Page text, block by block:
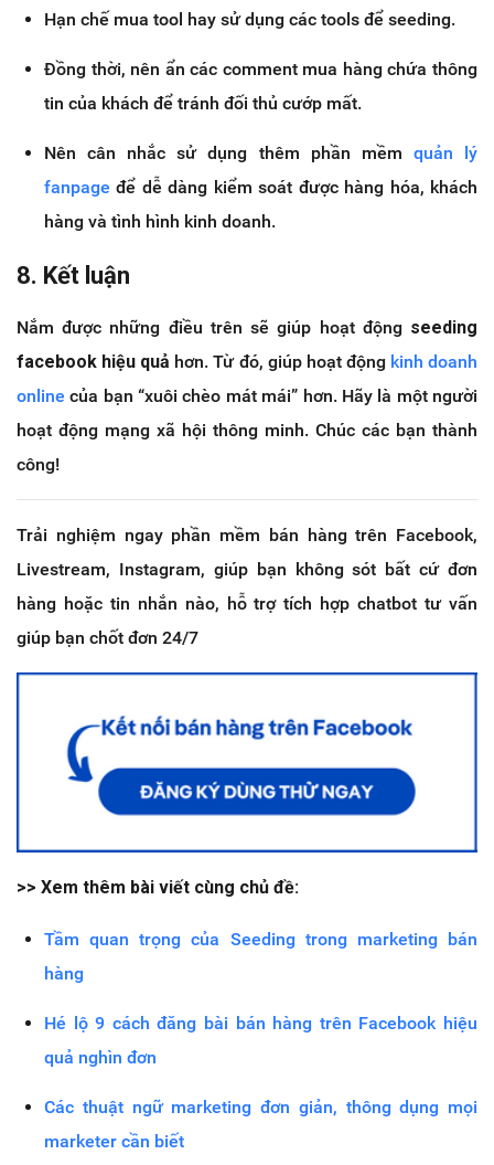
Hạn chế mua tool hay sử dụng các tools để seeding.
Đồng thời, nên ẩn các comment mua hàng chứa thông
tin của khách để tránh đối thủ cướp mất.
Nên cân nhắc sử dụng thêm phần mềm quản lý
fanpage để dễ dàng kiểm soát được hàng hóa, khách
hàng và tình hình kinh doanh.
8. Kết luận
Nắm được những điều trên sẽ giúp hoạt động seeding
facebook hiệu quả hơn. Từ đó, giúp hoạt động kinh doanh
online của bạn “xuôi chèo mát mái” hơn. Hãy là một người
hoạt động mạng xã hội thông minh. Chúc các bạn thành
công!
Trải nghiệm ngay phần mềm bán hàng trên Facebook,
Livestream, Instagram, giúp bạn không sót bất cứ đơn
hàng hoặc tin nhắn nào, hỗ trợ tích hợp chatbot tư vấn
giúp bạn chốt đơn 24/7
>> Xem thêm bài viết cùng chủ đề:
Tầm quan trọng của Seeding trong marketing bán
hàng
Hé lộ 9 cách đăng bài bán hàng trên Facebook hiệu
quả nghìn đơn
Các thuật ngữ marketing đơn giản, thông dụng mọi
marketer cần biết